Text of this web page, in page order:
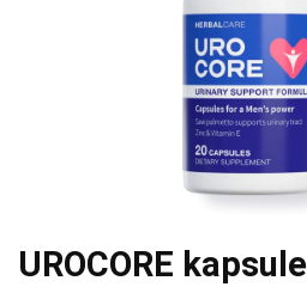
UROCORE kapsule